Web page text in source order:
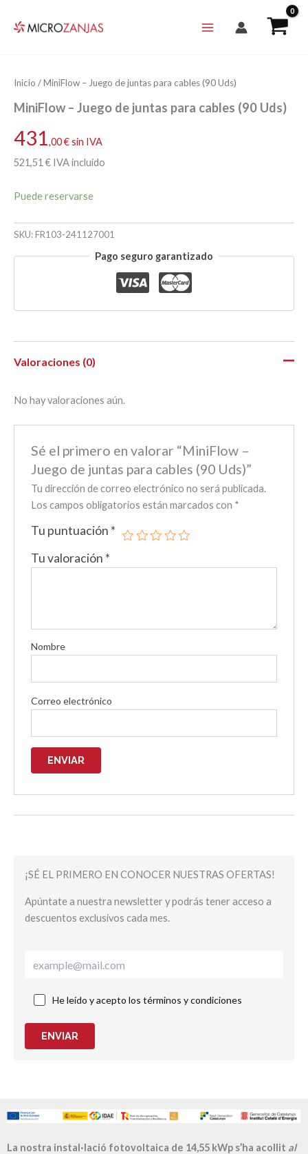
Inicio / MiniFlow – Juego de juntas para cables (90 Uds)
MiniFlow – Juego de juntas para cables (90 Uds)
431 ,00€sin IVA
521,51 € IVA incluido
Puede reservarse
SKU:FR103-241127001
Pago seguro garantizado
Valoraciones (0)
No hay valoraciones aún.
Sé el primero en valorar “MiniFlow –
Juego de juntas para cables (90 Uds)”
Tu dirección de correo electrónico no será publicada.
Los campos obligatorios están marcados con *
Tu puntuación *
Tu valoración *
Nombre
Correo electrónico
¡SÉ EL PRIMERO EN CONOCER NUESTRAS OFERTAS!
Apúntate a nuestra newsletter y podrás tener acceso a
descuentos exclusivos cada mes.
He leído y acepto los términos y condiciones
ENVIAR
La nostra instal·lació fotovoltaica de 14,55 kWp s’ha acollit al